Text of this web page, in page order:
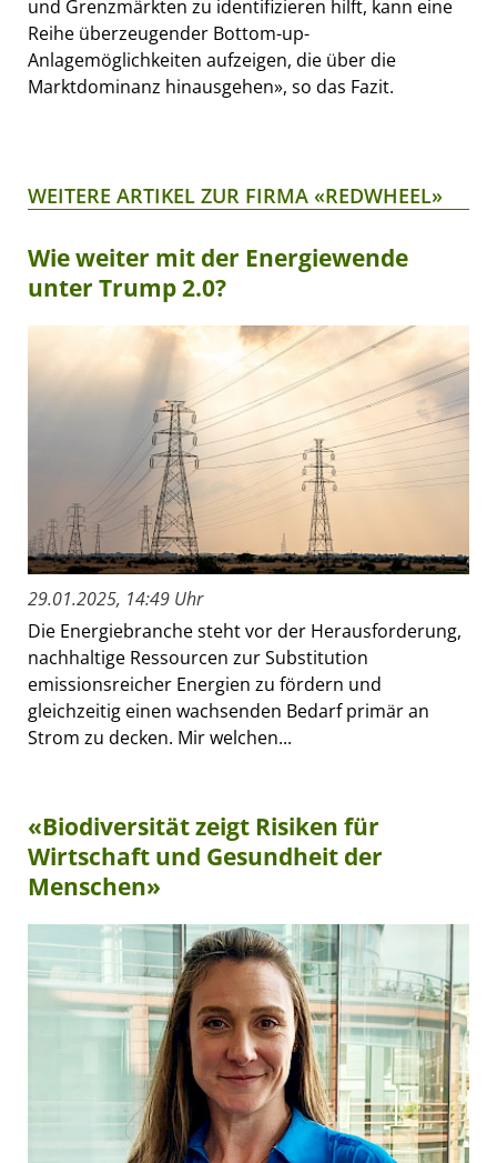
und Grenzmärkten zu identifizieren hilft, kann eine
Reihe überzeugender Bottom-up-
Anlagemöglichkeiten aufzeigen, die über die
Marktdominanz hinausgehen», so das Fazit.
WEITERE ARTIKEL ZUR FIRMA «REDWHEEL»
Wie weiter mit der Energiewende
unter Trump 2.0?
29.01.2025, 14:49 Uhr
Die Energiebranche steht vor der Herausforderung,
nachhaltige Ressourcen zur Substitution
emissionsreicher Energien zu fördern und
gleichzeitig einen wachsenden Bedarf primär an
Strom zu decken. Mir welchen...
«Biodiversität zeigt Risiken für
Wirtschaft und Gesundheit der
Menschen»